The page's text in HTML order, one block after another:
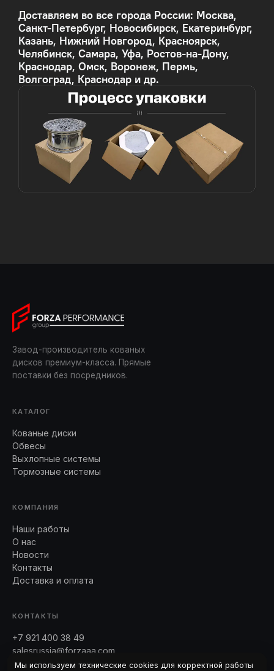
Доставляем во все города России: Москва,
Санкт-Петербург, Новосибирск, Екатеринбург,
Казань, Нижний Новгород, Красноярск,
Челябинск, Самара, Уфа, Ростов-на-Дону,
Краснодар, Омск, Воронеж, Пермь,
Волгоград, Краснодар и др.
Завод-производитель кованых
дисков премиум-класса. Прямые
поставки без посредников.
КАТАЛОГ
Кованые диски
Обвесы
Выхлопные системы
Тормозные системы
КОМПАНИЯ
Наши работы
О нас
Новости
Контакты
Доставка и оплата
КОНТАКТЫ
+7 921 400 38 49
salesrussia@forzaaa.com
Telegram · WhatsApp
Мы используем технические cookies для корректной работы